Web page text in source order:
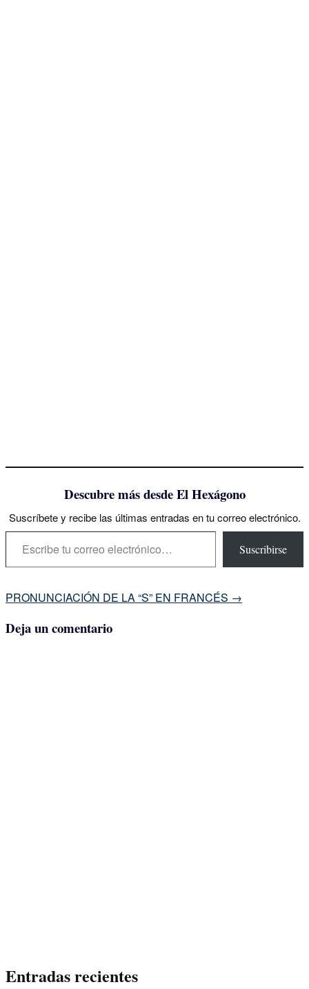
Descubre más desde El Hexágono
Suscríbete y recibe las últimas entradas en tu correo electrónico.
Escribe tu correo electrónico…
Suscribirse
Navegación
la
PRONUNCIACIÓN DE LA “S” EN FRANCÉS →
Deja un comentario
Entradas recientes